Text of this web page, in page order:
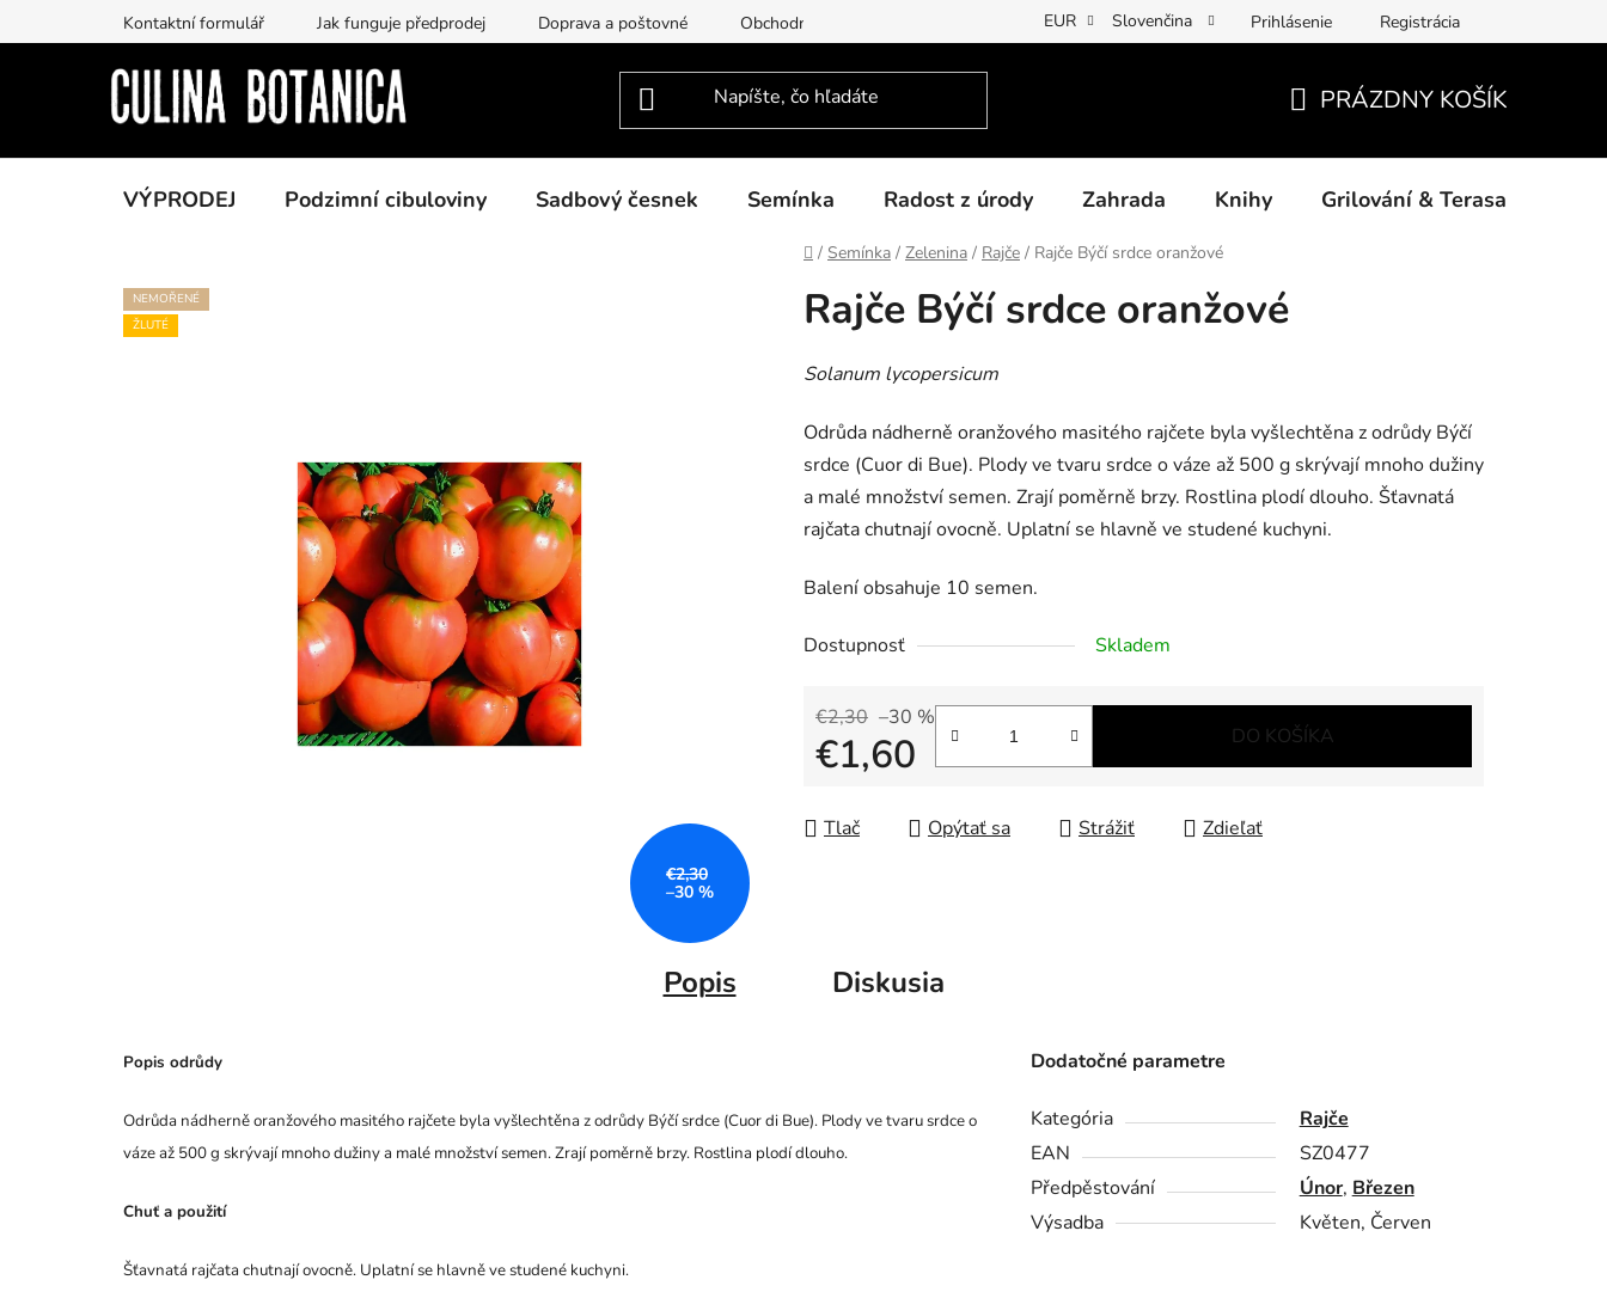
na
Kontaktní formulář Jak funguje předprodej Doprava a poštovné Obchodní podmínky Podmínky ochrany osobních údajů Povinné informace a odkazy ÚKZÚZ
EUR Slovenčina Prihlásenie Registrácia
KOŠÍK
PRÁZDNY KOŠÍK
VÝPRODEJ Podzimní cibuloviny Sadbový česnek Semínka Radost z úrody Zahrada Knihy Grilování & Terasa
Domov
/ Semínka / Zelenina / Rajče / Rajče Býčí srdce oranžové
Rajče Býčí srdce oranžové
Solanum lycopersicum
Odrůda nádherně oranžového masitého rajčete byla vyšlechtěna z odrůdy Býčí
srdce (Cuor di Bue). Plody ve tvaru srdce o váze až 500 g skrývají mnoho dužiny
a malé množství semen. Zrají poměrně brzy. Rostlina plodí dlouho. Šťavnatá
rajčata chutnají ovocně. Uplatní se hlavně ve studené kuchyni.
Balení obsahuje 10 semen.
Dostupnosť Skladem
€2,30 –30 %
€1,60 DO KOŠÍKA
Tlač Opýtať sa Strážiť Zdieľať
NEMOŘENÉ
ŽLUTÉ
€2,30
–30 %
Popis Diskusia
Popis odrůdy
Odrůda nádherně oranžového masitého rajčete byla vyšlechtěna z odrůdy Býčí srdce (Cuor di Bue). Plody ve tvaru srdce o
váze až 500 g skrývají mnoho dužiny a malé množství semen. Zrají poměrně brzy. Rostlina plodí dlouho.
Chuť a použití
Šťavnatá rajčata chutnají ovocně. Uplatní se hlavně ve studené kuchyni.
Dodatočné parametre
Kategória
Rajče
EAN
SZ0477
Předpěstování
Únor, Březen
Výsadba
Květen, Červen